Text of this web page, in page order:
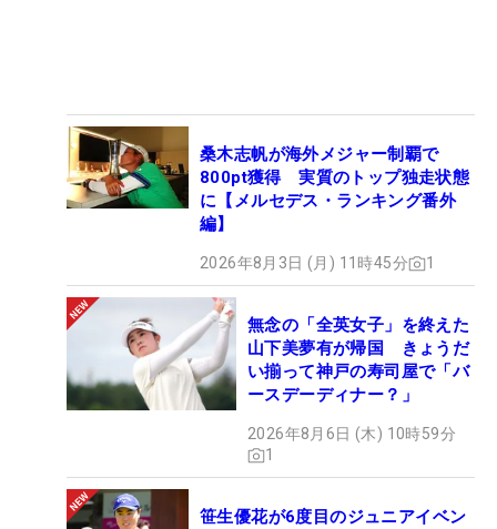
桑木志帆が海外メジャー制覇で
800pt獲得 実質のトップ独走状態
に【メルセデス・ランキング番外
編】
2026年8月3日 (月) 11時45分 1
無念の「全英女子」を終えた
山下美夢有が帰国 きょうだ
い揃って神戸の寿司屋で「バ
ースデーディナー？」
2026年8月6日 (木) 10時59分
1
笹生優花が6度目のジュニアイベン